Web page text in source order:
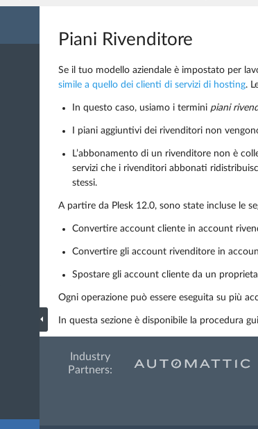
Piani Rivenditore
Se il tuo modello aziendale è impostato per
simile a quello dei clienti di servizi di hosting.
In questo caso, usiamo i termini piani
I piani aggiuntivi dei rivenditori non
L’abbonamento di un rivenditore non è
servizi che i rivenditori abbonati
stessi.
A partire da Plesk 12.0, sono state incluse le
Convertire account cliente in account
Convertire gli account rivenditore in
Spostare gli account cliente da un
Ogni operazione può essere eseguita su più
In questa sezione è disponibile la procedura
Industry
Partners: